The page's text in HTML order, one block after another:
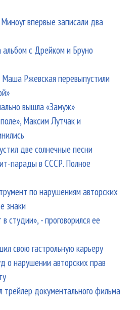
впервые записали два
альбом с Дрейком и Бруно
Ржевская перевыпустили
вышла «Замуж»
Максим Лутчак и
две солнечные песни
парады в СССР. Полное
по нарушениям авторских
знаки
студии», - проговорился ее
свою гастрольную карьеру
о нарушении авторских прав
трейлер документального фильма